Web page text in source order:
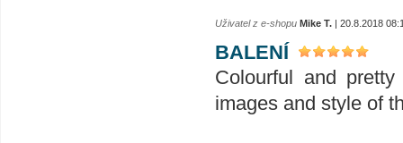
Uživatel z e-shopu Mike T. | 20.8.2018
BALENÍ
Colourful and
images and style of